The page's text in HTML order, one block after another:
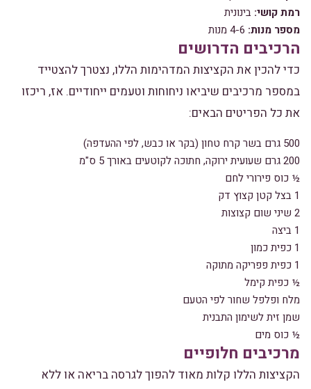
רמת קושי: בינונית
מספר מנות:
הרכיבים הדרושים
כדי להכין את הקציצות המדהימות הללו, נצטרך להצטייד
במספר מרכיבים שיביאו ניחוחות וטעמים ייחודיים. אז, ריכזו
את כל הפריטים הבאים:
500 גרם בשר קרח טחון (בקר או כבש, לפי ההעדפה)
200 גרם שעועית ירוקה, חתוכה לקוטעים באורך 5 ס"מ
½ כוס פירורי לחם
1 בצל קטן קצוץ דק
2 שיני שום קצוצות
1 ביצה
1 כפית כמון
1 כפית פפריקה מתוקה
½ כפית קימל
מלח ופלפל שחור לפי הטעם
שמן זית לשימון התבנית
½ כוס מים
מרכיבים חלופיים
הקציצות הללו קלות מאוד להפוך לגרסה בריאה או ללא